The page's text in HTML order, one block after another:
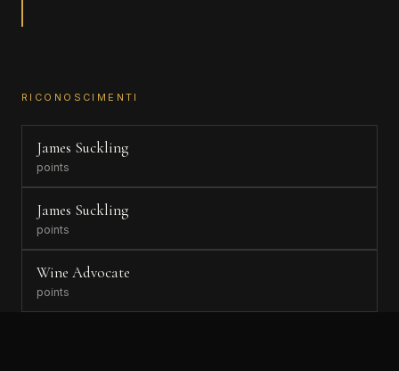
RICONOSCIMENTI
James Suckling
points
James Suckling
points
Wine Advocate
points